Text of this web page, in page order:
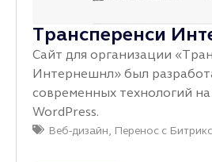
Трансперенси
Сайт для организации
Интернешнл» был
современных технологий на
WordPress.
Веб-дизайн, Перенос с